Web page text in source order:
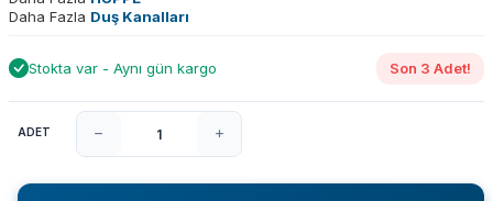
Daha Fazla Duş Kanalları
Stokta var - Aynı gün kargo Son 3 Adet!
ADET